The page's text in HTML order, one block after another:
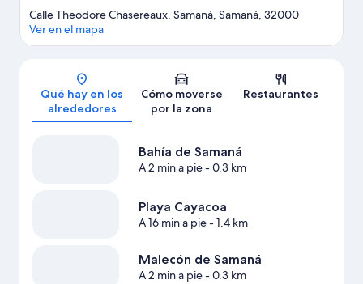
Mapa
Calle Theodore Chasereaux, Samaná, Samaná, 32000
Ver en el mapa
Qué hay en los
alrededores
Cómo moverse
por la zona
Restaurantes
Bahía de Samaná
A 2 min a pie- 0.3 km
Playa Cayacoa
A 16 min a pie- 1.4 km
Malecón de Samaná
A 2 min a pie- 0.3 km